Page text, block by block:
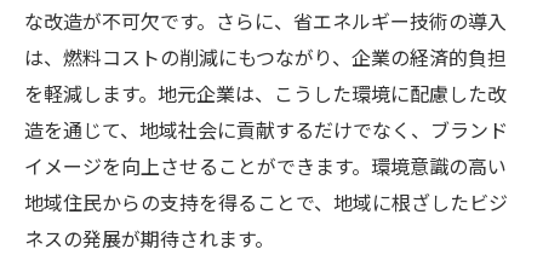
持続可能な経済発展を支える改造事例
地域コミュニティへの直接的な経済効果
観光業における軽貨物車の新たな役割
地元企業と協力した改造プロジェクトの成
功例
改造軽貨物車で実現する富士宮市の新しいライ
フスタイル
な改造が不可欠です。さらに、省エネルギー技術の導入
は、燃料コストの削減にもつながり、企業の経済的負担
を軽減します。地元企業は、こうした環境に配慮した改
造を通じて、地域社会に貢献するだけでなく、ブランド
イメージを向上させることができます。環境意識の高い
地域住民からの支持を得ることで、地域に根ざしたビジ
ネスの発展が期待されます。